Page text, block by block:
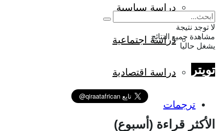
دراسة سياسية
دراسة اجتماعية
دراسة اقتصادية
ترجمات
لا توجد نتيجة
مشاهدة جميع النتائج
يشغل حاليا
تويتر
الأكثر قراءة (أسبوع)